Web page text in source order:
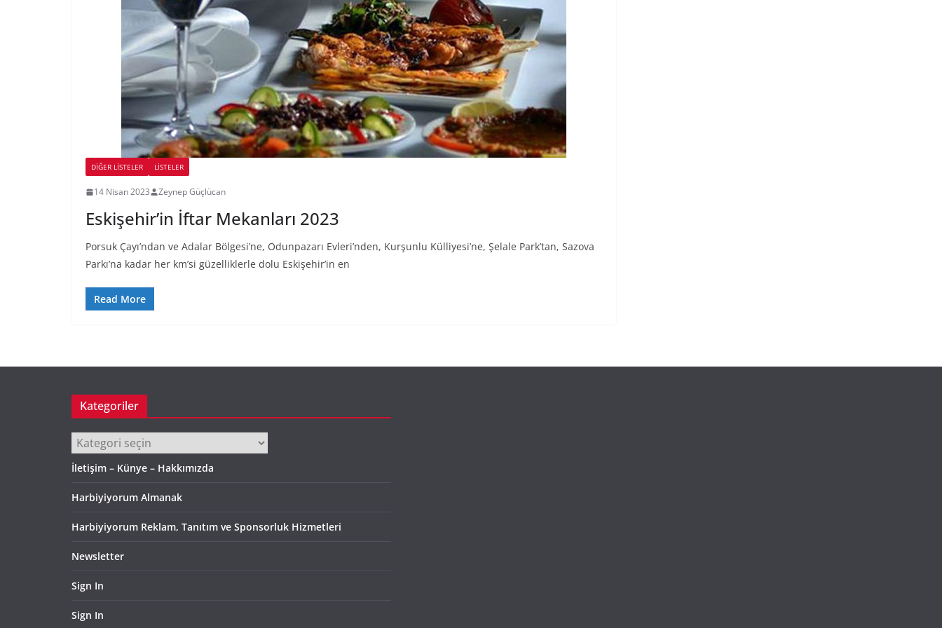
DIĞER LISTELER LİSTELER
14 Nisan 2023 Zeynep Güçlücan
Eskişehir’in İftar Mekanları 2023
Porsuk Çayı’ndan ve Adalar Bölgesi’ne, Odunpazarı Evleri’nden, Kurşunlu Külliyesi’ne, Şelale Park’tan, Sazova
Parkı’na kadar her km’si güzelliklerle dolu Eskişehir’in en
Read More
Kategoriler
Kategoriler
İletişim – Künye – Hakkımızda
Harbiyiyorum Almanak
Harbiyiyorum Reklam, Tanıtım ve Sponsorluk Hizmetleri
Newsletter
Sign In
Sign In